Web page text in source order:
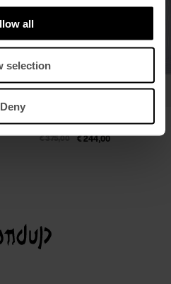
all
selection
Deny
€ 244,00